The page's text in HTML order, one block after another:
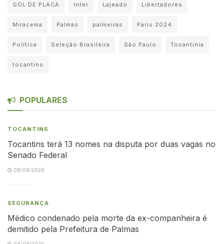
GOL DE PLACA Inter Lajeado Libertadores
Miracema Palmas palmeiras Paris 2024
Política Seleção Brasileira São Paulo Tocantinia
tocantins
POPULARES
TOCANTINS
Tocantins terá 13 nomes na disputa por duas vagas no
Senado Federal
08/08/2026
SEGURANÇA
Médico condenado pela morte da ex-companheira é
demitido pela Prefeitura de Palmas